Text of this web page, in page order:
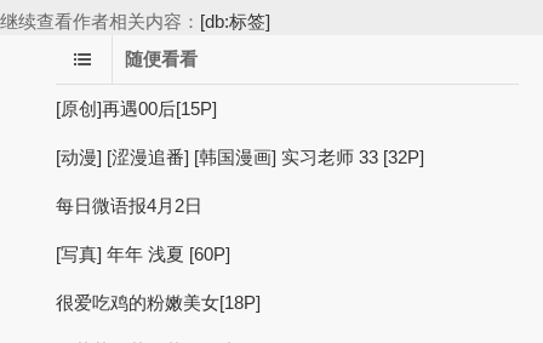
继续查看作者相关内容： [db:标签]
随便看看
[原创]再遇00后[15P]
[动漫] [涩漫追番] [韩国漫画] 实习老师 33 [32P]
每日微语报4月2日
[写真] 年年 浅夏 [60P]
很爱吃鸡的粉嫩美女[18P]